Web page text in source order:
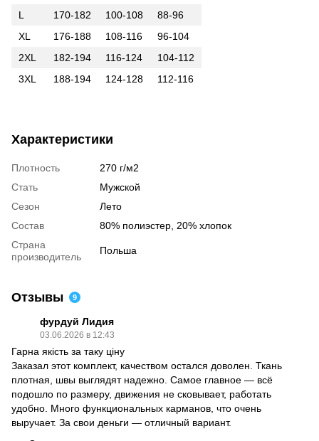
L
170-182 100-108
88-96
XL
176-188 108-116
96-104
2XL
182-194 116-124
104-112
3XL
188-194 124-128 112-116
Характеристики
Плотность
270 г/м2
Стать
Мужской
Сезон
Лето
Состав
80% полиэстер, 20% хлопок
Страна
производитель
Польша
Отзывы 9
фурдуй Лидия
03.06.2026 в 12:43
Гарна якість за таку ціну
Заказал этот комплект, качеством остался доволен. Ткань
плотная, швы выглядят надежно. Самое главное — всё
подошло по размеру, движения не сковывает, работать
удобно. Много функциональных карманов, что очень
выручает. За свои деньги — отличный вариант.